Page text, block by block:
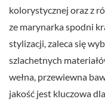
kolorystycznej oraz z
ze marynarka spodni
stylizacji, zaleca się
szlachetnych
wełna, przewiewna
jakość jest kluczowa